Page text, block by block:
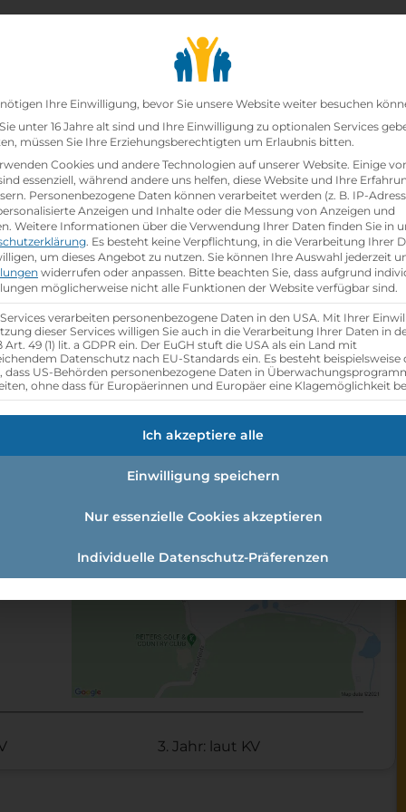
Lehrbetriebesearch
Referenznummer: 0d25e332
location_on Ausbildungsstandort:
Am Golfplatz 1
7431 Bad Tatzmannsdorf,Burgen­land
3. Jahr: laut KV
Datenschutz-
Ihre Einwilligung, bevor Sie unsere Website weiter besuchen
unter 16 Jahre alt sind und Ihre Einwilligung zu optionalen Services
müssen Sie Ihre Erziehungsberechtigten um Erlaubnis bitten.
Cookies und andere Technologien auf unserer Website. Einige
essenziell, während andere uns helfen, diese Website und Ihre
Personenbezogene Daten können verarbeitet werden (z. B. IP-
Anzeigen und Inhalte oder die Messung von Anzeigen und
Weitere Informationen über die Verwendung Ihrer Daten finden Sie in
. Es besteht keine Verpflichtung, in die Verarbeitung Ihrer
um dieses Angebot zu nutzen. Sie können Ihre Auswahl jederzeit
widerrufen oder anpassen. Bitte beachten Sie, dass aufgrund
möglicherweise nicht alle Funktionen der Website verfügbar sind.
verarbeiten personenbezogene Daten in den USA. Mit Ihrer
dieser Services willigen Sie auch in die Verarbeitung Ihrer Daten in
Art. 49 (1) lit. a GDPR ein. Der EuGH stuft die USA als ein Land mit
Datenschutz nach EU-Standards ein. Es besteht beispielsweise
dass US-Behörden personenbezogene Daten in
ohne dass für Europäerinnen und Europäer eine Klagemöglichkeit
Ich akzeptiere alle
Einwilligung speichern
Nur essenzielle Cookies akzeptieren
Individuelle Datenschutz-Präferenzen